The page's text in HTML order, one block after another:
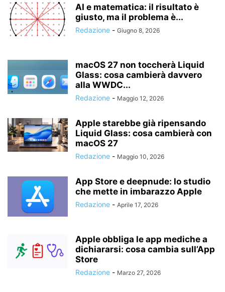
AI e matematica: il risultato è
giusto, ma il problema è...
Redazione - Giugno 8, 2026
macOS 27 non toccherà Liquid
Glass: cosa cambierà davvero
alla WWDC...
Redazione - Maggio 12, 2026
Apple starebbe già ripensando
Liquid Glass: cosa cambierà con
macOS 27
Redazione - Maggio 10, 2026
App Store e deepnude: lo studio
che mette in imbarazzo Apple
Redazione - Aprile 17, 2026
Apple obbliga le app mediche a
dichiararsi: cosa cambia sull’App
Store
Redazione - Marzo 27, 2026